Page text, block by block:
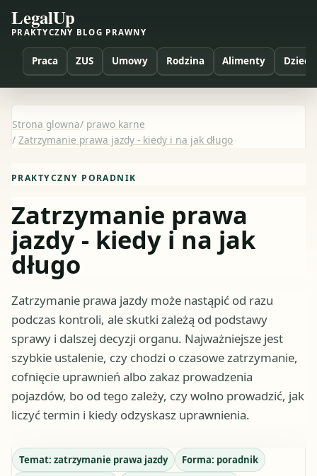
LegalUp
PRAKTYCZNY BLOG PRAWNY
Praca ZUS Umowy Rodzina Alimenty Dzieci
Strona glowna/ prawo karne
/ Zatrzymanie prawa jazdy - kiedy i na jak długo
PRAKTYCZNY PORADNIK
Zatrzymanie prawa
jazdy - kiedy i na jak
długo
Zatrzymanie prawa jazdy może nastąpić od razu
podczas kontroli, ale skutki zależą od podstawy
sprawy i dalszej decyzji organu. Najważniejsze jest
szybkie ustalenie, czy chodzi o czasowe zatrzymanie,
cofnięcie uprawnień albo zakaz prowadzenia
pojazdów, bo od tego zależy, czy wolno prowadzić, jak
liczyć termin i kiedy odzyskasz uprawnienia.
Temat: zatrzymanie prawa jazdy Forma: poradnik